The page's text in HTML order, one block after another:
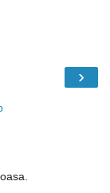
›